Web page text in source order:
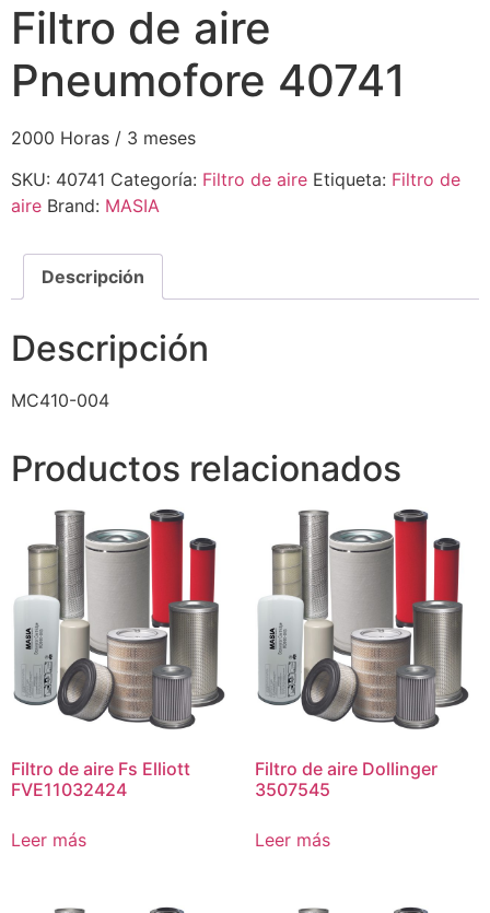
Filtro de aire
Pneumofore 40741
2000 Horas / 3 meses
SKU: 40741 Categoría: Filtro de aire Etiqueta: Filtro de
aire Brand: MASIA
Descripción
Descripción
MC410-004
Productos relacionados
Filtro de aire Fs Elliott
FVE11032424
Leer más
Filtro de aire Dollinger
3507545
Leer más